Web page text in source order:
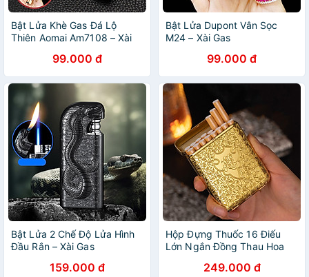
Bật Lửa Khè Gas Đá Lộ
Thiên Aomai Am7108 – Xài
99.000 đ
Bật Lửa Dupont Vân Sọc
M24 – Xài Gas
99.000 đ
Bật Lửa 2 Chế Độ Lửa Hình
Đầu Rắn – Xài Gas
159.000 đ
Hộp Đựng Thuốc 16 Điếu
Lớn Ngắn Đồng Thau Hoa
249.000 đ